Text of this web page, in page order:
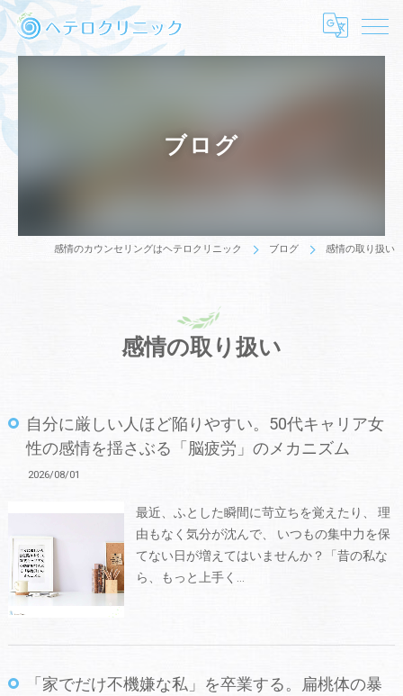
ブログ
感情のカウンセリングはヘテロクリニック ブログ 感情の取り扱い
感情の取り扱い
自分に厳しい人ほど陥りやすい。50代キャリア女
性の感情を揺さぶる「脳疲労」のメカニズム
2026/08/01
最近、ふとした瞬間に苛立ちを覚えたり、 理
由もなく気分が沈んで、 いつもの集中力を保
てない日が増えてはいませんか？「昔の私な
ら、もっと上手く…
「家でだけ不機嫌な私」を卒業する。扁桃体の暴